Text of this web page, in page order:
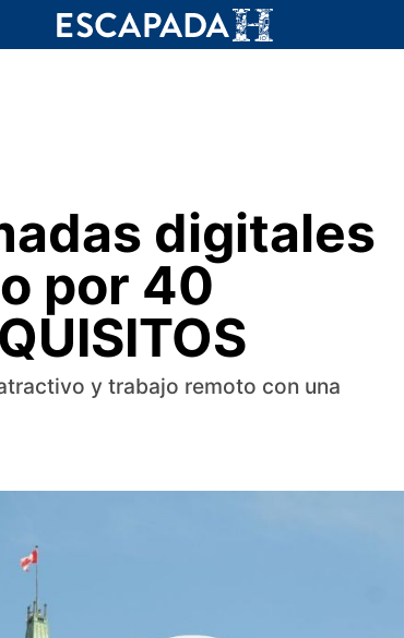
digitales
por 40
y trabajo remoto con una